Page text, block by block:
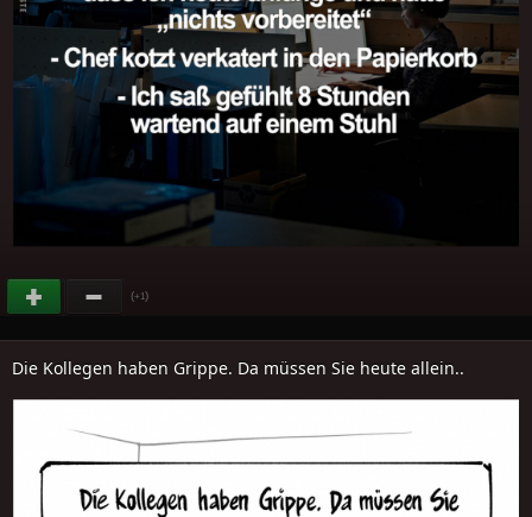
(+1)
Die Kollegen haben Grippe. Da müssen Sie heute allein..